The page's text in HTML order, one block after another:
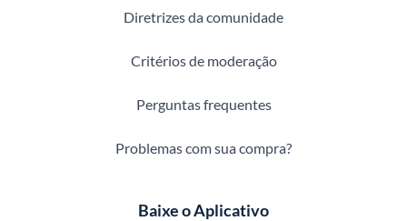
Diretrizes da comunidade
Critérios de moderação
Perguntas frequentes
Problemas com sua compra?
Baixe o Aplicativo